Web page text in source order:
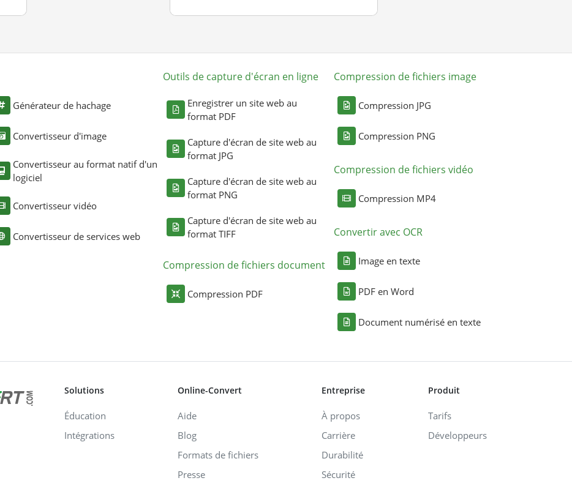
Générateur de hachage
Convertisseur d'image
Convertisseur au format natif d'un
logiciel
Convertisseur vidéo
Convertisseur de services web
Outils de capture d'écran en ligne
Enregistrer un site web au
format PDF
Capture d'écran de site web au
format JPG
Capture d'écran de site web au
format PNG
Capture d'écran de site web au
format TIFF
Compression de fichiers document
Compression PDF
Compression de fichiers image
Compression JPG
Compression PNG
Compression de fichiers vidéo
Compression MP4
Convertir avec OCR
Image en texte
PDF en Word
Document numérisé en texte
Solutions
Éducation
Intégrations
Online-Convert
Aide
Blog
Formats de fichiers
Presse
Entreprise
À propos
Carrière
Durabilité
Sécurité
Produit
Tarifs
Développeurs